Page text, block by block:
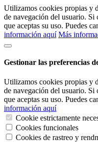
Utilizamos cookies propias y
de navegación del usuario. Si
que aceptas su uso. Puedes
información aquí Más
Gestionar las preferencias
Utilizamos cookies propias y
de navegación del usuario. Si
que aceptas su uso. Puedes
información aquí
Cookie estrictamente
Cookies funcionales
Cookies de rastreo y